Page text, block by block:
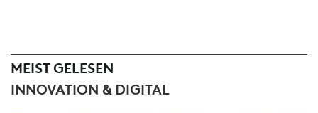
MEIST GELESEN
INNOVATION & DIGITAL